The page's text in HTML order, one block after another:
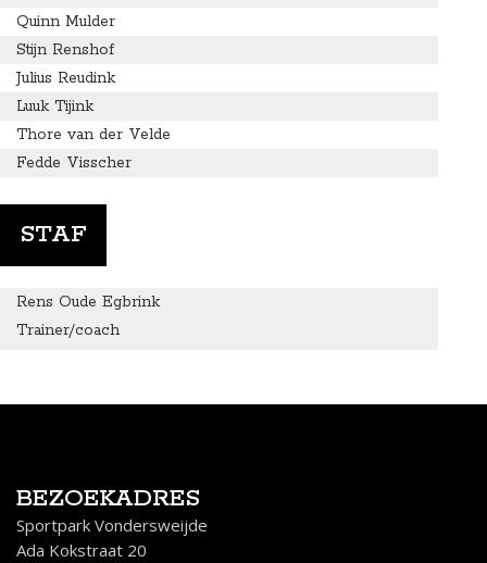
Quinn Mulder
Stijn Renshof
Julius Reudink
Luuk Tijink
Thore van der Velde
Fedde Visscher
STAF
Rens Oude Egbrink
Trainer/coach
BEZOEKADRES
Sportpark Vondersweijde
Ada Kokstraat 20